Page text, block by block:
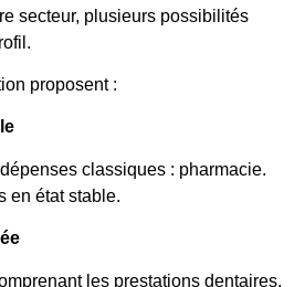
secteur, plusieurs possibilités
proposent :
classiques : pharmacie.
en état stable.
les prestations dentaires.